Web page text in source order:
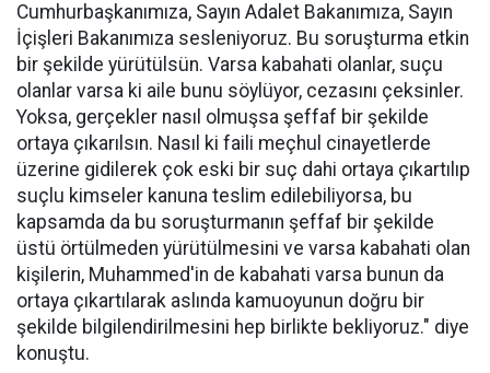
Cumhurbaşkanımıza, Sayın Adalet Bakanımıza, Sayın
İçişleri Bakanımıza sesleniyoruz. Bu soruşturma etkin
bir şekilde yürütülsün. Varsa kabahati olanlar, suçu
olanlar varsa ki aile bunu söylüyor, cezasını çeksinler.
Yoksa, gerçekler nasıl olmuşsa şeffaf bir şekilde
ortaya çıkarılsın. Nasıl ki faili meçhul cinayetlerde
üzerine gidilerek çok eski bir suç dahi ortaya çıkartılıp
suçlu kimseler kanuna teslim edilebiliyorsa, bu
kapsamda da bu soruşturmanın şeffaf bir şekilde
üstü örtülmeden yürütülmesini ve varsa kabahati olan
kişilerin, Muhammed'in de kabahati varsa bunun da
ortaya çıkartılarak aslında kamuoyunun doğru bir
şekilde bilgilendirilmesini hep birlikte bekliyoruz." diye
konuştu.